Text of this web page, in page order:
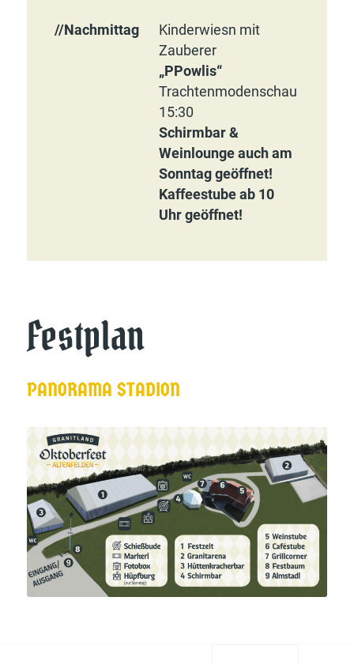
//Nachmittag
Kinderwiesn mit
Zauberer
„PPowlis“
Trachten­moden­schau
15:30
Schirmbar &
Weinlounge auch am
Sonntag geöffnet!
Kaffeestube ab 10
Uhr geöffnet!
Festplan
PANORAMA STADION